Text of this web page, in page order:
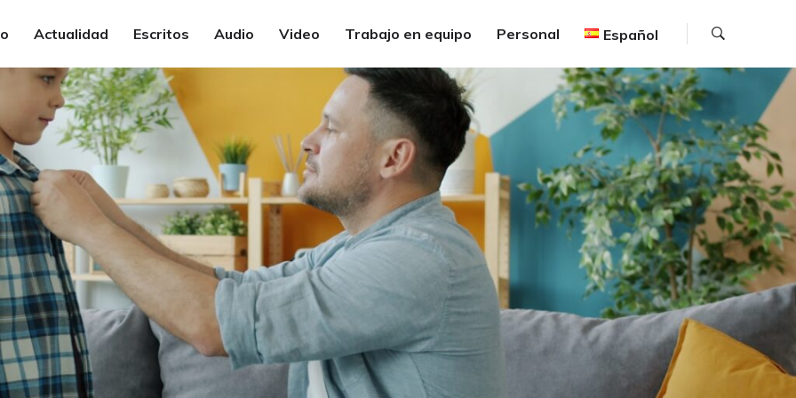
Actualidad Escritos Audio Video Trabajo en equipo Personal Español